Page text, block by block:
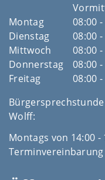
Montag
08:00
Dienstag
08:00
Mittwoch
08:00
Donnerstag
08:00
Freitag
08:00
Wolff:
Montags von 14:00
Terminvereinbarung